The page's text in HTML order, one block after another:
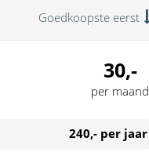
Goedkoopste eerst
30,-
per maand
240,- per jaar